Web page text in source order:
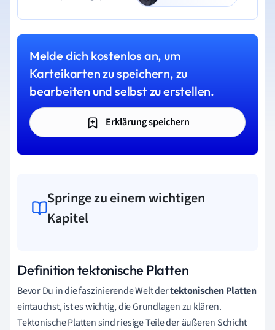
Melde dich kostenlos an, um
Karteikarten zu speichern, zu
bearbeiten und selbst zu erstellen.
Erklärung speichern
Springe zu einem wichtigen
Kapitel
Definition tektonische Platten
Bevor Du in die faszinierende Welt dertektonischen Platten
eintauchst, ist es wichtig, die Grundlagen zu klären.
Tektonische Platten sind riesige Teile der äußeren Schicht